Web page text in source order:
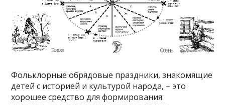
Фольклорные обрядовые праздники, знакомящие
детей с историей и культурой народа, – это
хорошее средство для формирования